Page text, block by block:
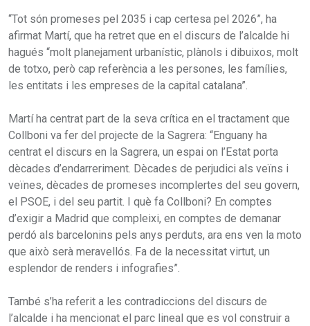
“Tot són promeses pel 2035 i cap certesa pel 2026”, ha
afirmat Martí, que ha retret que en el discurs de l’alcalde hi
hagués “molt planejament urbanístic, plànols i dibuixos, molt
de totxo, però cap referència a les persones, les famílies,
les entitats i les empreses de la capital catalana”.
Martí ha centrat part de la seva crítica en el tractament que
Collboni va fer del projecte de la Sagrera: “Enguany ha
centrat el discurs en la Sagrera, un espai on l’Estat porta
dècades d’endarreriment. Dècades de perjudici als veïns i
veïnes, dècades de promeses incomplertes del seu govern,
el PSOE, i del seu partit. I què fa Collboni? En comptes
d’exigir a Madrid que compleixi, en comptes de demanar
perdó als barcelonins pels anys perduts, ara ens ven la moto
que això serà meravellós. Fa de la necessitat virtut, un
esplendor de renders i infografies”.
També s’ha referit a les contradiccions del discurs de
l’alcalde i ha mencionat el parc lineal que es vol construir a